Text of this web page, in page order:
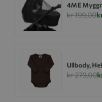
4ME
kr 199,00
Ullbody,
kr 279,00